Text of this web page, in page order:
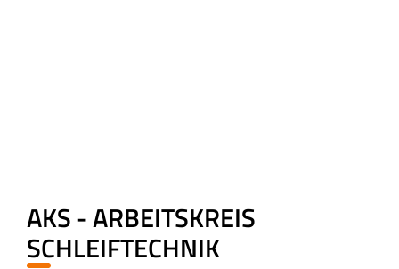
AKS - ARBEITSKREIS
SCHLEIFTECHNIK